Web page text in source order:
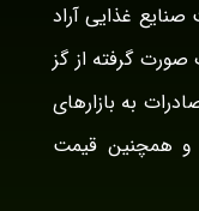
غذایی آراد
صورت گرفته از گز
به بازارهای
و همچنین قیمت